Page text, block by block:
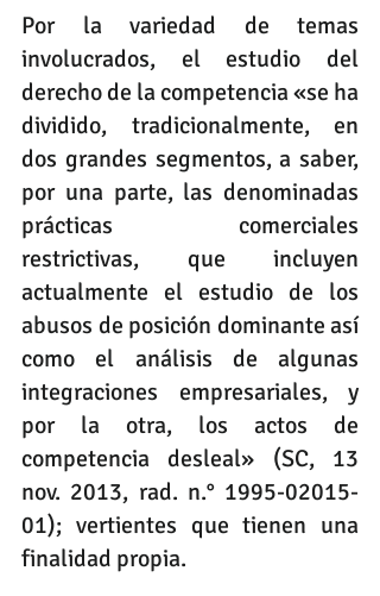
Por la variedad de temas
involucrados, el estudio del
derecho de la competencia «se ha
dividido, tradicionalmente, en
dos grandes segmentos, a saber,
por una parte, las denominadas
prácticas comerciales
restrictivas, que incluyen
actualmente el estudio de los
abusos de posición dominante así
como el análisis de algunas
integraciones empresariales, y
por la otra, los actos de
competencia desleal» (SC, 13
nov. 2013, rad. n.° 1995-02015-
01); vertientes que tienen una
finalidad propia.